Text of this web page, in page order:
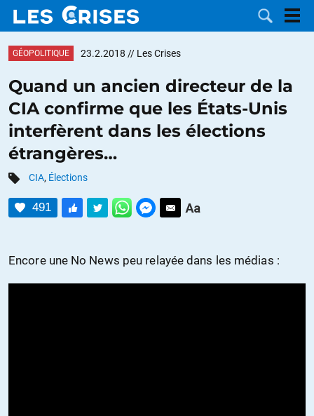
LES
DOSSIERS
CATÉGORIES
CONTACTER
FAIRE UN
GÉOPOLITIQUE 23.2.2018 // Les Crises
Quand un ancien directeur de la
CIA confirme que les États-Unis
interfèrent dans les élections
étrangères…
CIA, Élections
491
Encore une No News peu relayée dans les médias :